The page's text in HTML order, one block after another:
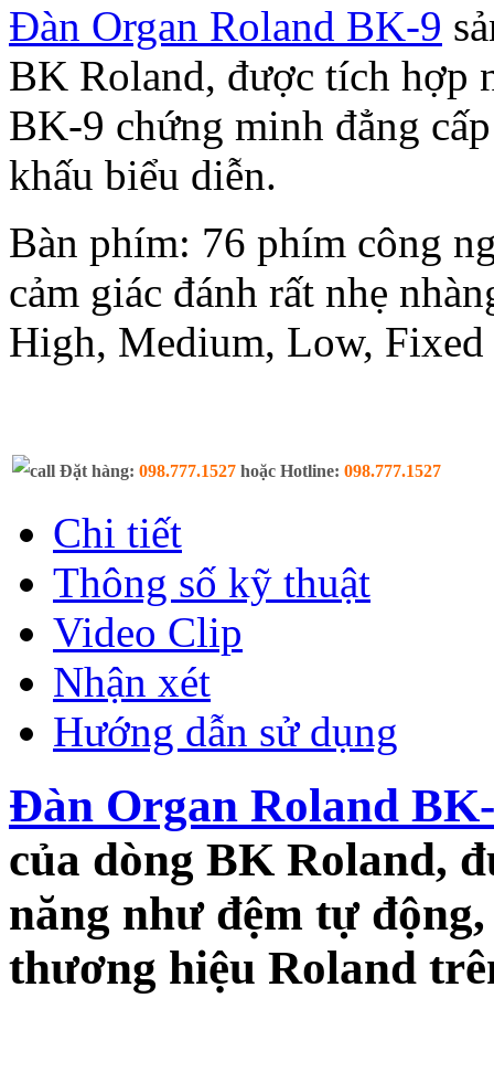
Đàn Organ Roland BK-9
BK Roland, được tích hợp
BK-9 chứng minh đẳng
khấu biểu diễn.
Bàn phím: 76 phím công
cảm giác đánh rất nhẹ
High, Medium, Low, Fixed
Đặt hàng: 098.777.1527 hoặc Hotline: 098.777.1527
Chi tiết
Thông số kỹ thuật
Video Clip
Nhận xét
Hướng dẫn sử dụng
Đàn Organ Roland
của dòng BK Roland,
năng như đệm tự
thương hiệu Roland